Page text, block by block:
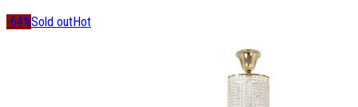
-64%Sold outHot